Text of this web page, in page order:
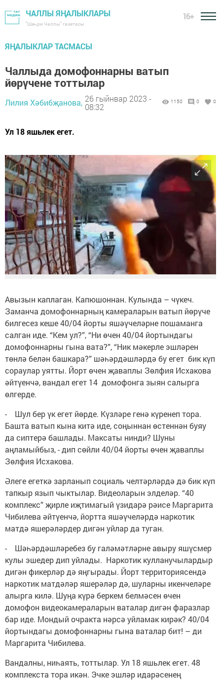
ЧАЛЛЫ ЯҢАЛЫКЛАРЫ
"Шәһри Чаллы" газетасы
16+
ЯҢАЛЫКЛАР ТАСМАСЫ
Чаллыда домофоннарны ватып
йөрүчене тоттылар
Лилия Хәбибҗанова, 26 гыйнвар 2023 -
08:32
1150 0 0
Ул 18 яшьлек егет.
Авызын каплаган. Капюшоннан. Кулында – чүкеч.
Заманча домофоннарның камераларын ватып йөрүче
билгесез кеше 40/04 йорты яшәүчеләрне пошаманга
салган иде. “Кем ул?”, “Ни өчен 40/04 йортындагы
домофоннарны гына вата?”, “Ник мәкерле эшләрен
төнлә белән башкара?” шәһәрдәшләрдә бу егет бик күп
сораулар уятты. Йорт өчен җаваплы Зөлфия Исхакова
әйтүенчә, вандал егет 14 домофонга зыян салырга
өлгерде.
- Шул бер үк егет йөрде. Күзләре генә күренеп тора.
Башта ватып кына китә иде, соңыннан өстеннән буяу
да сиптерә башлады. Максаты нинди? Шуны
аңламыйбыз, - дип сөйли 40/04 йорты өчен җаваплы
Зөлфия Исхакова.
Әлеге егеткә зарланып социаль челтәрләрдә дә бик күп
тапкыр язып чыктылар. Видеоларын элделәр. “40
комплекс” җирле иҗтимагый үзидарә рәисе Маргарита
Чибилева әйтүенчә, йортта яшәүчеләрдә наркотик
матдә яшерәләрдер дигән уйлар да туган.
- Шәһәрдәшләребез бу галәмәтләрне авыру яшүсмер
кулы эшедер дип уйлады. Наркотик кулланучылардыр
дигән фикерләр дә яңгырады. Йорт территориясендә
наркотик матдәләр яшерәләр дә, шуларны икенчеләре
алырга килә. Шуңа күрә беркем белмәсен өчен
домофон видеокамераларын ваталар дигән фаразлар
бар иде. Мондый очракта нәрсә уйламак кирәк? 40/04
йортындагы домофоннарны гына ваталар бит! – ди
Маргарита Чибилева.
Вандалны, ниһаять, тоттылар. Ул 18 яшьлек егет. 48
комплекста тора икән. Эчке эшләр идарәсенең